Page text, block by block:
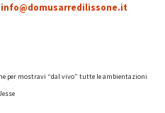
info@domusarredilissone.it
per mostravi “dal vivo” tutte le ambientazioni